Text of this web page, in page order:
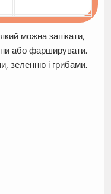
можна запікати,
або фарширувати.
зеленню і грибами.